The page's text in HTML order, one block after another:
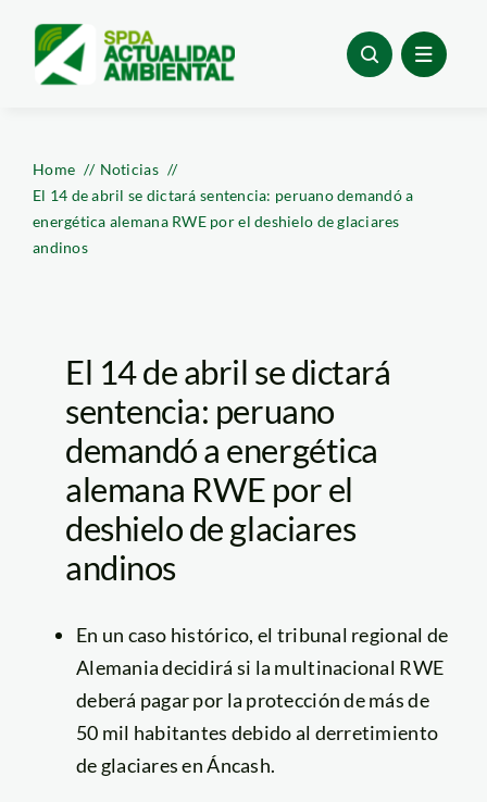
content
Home
Noticias
El 14 de abril se dictará sentencia: peruano demandó a
energética alemana RWE por el deshielo de glaciares
andinos
El 14 de abril se dictará
sentencia: peruano
demandó a energética
alemana RWE por el
deshielo de glaciares
andinos
En un caso histórico, el tribunal regional de
Alemania decidirá si la multinacional RWE
deberá pagar por la protección de más de
50 mil habitantes debido al derretimiento
de glaciares en Áncash.